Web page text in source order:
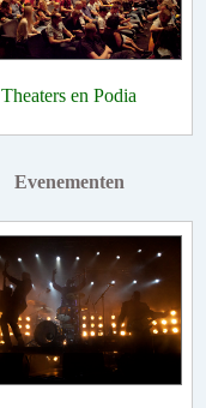
Theaters en Podia
Evenementen